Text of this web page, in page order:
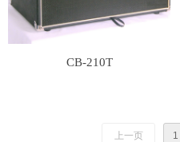
CB-210T
上一页 1